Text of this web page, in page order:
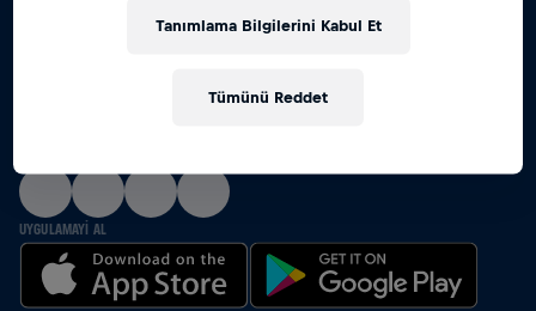
UYGULAMAYI AL
Tümünü Reddet
Tanımlama Bilgilerini Kabul Et